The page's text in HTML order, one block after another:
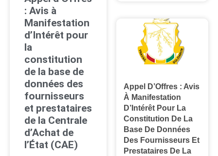
: Avis à
Manifestation
d’Intérêt pour
la
constitution
de la base de
données des
fournisseurs
et prestataires
de la Centrale
d’Achat de
l’État (CAE)
Appel D’Offres : Avis
À Manifestation
D’Intérêt Pour La
Constitution De La
Base De Données
Des Fournisseurs Et
Prestataires De La